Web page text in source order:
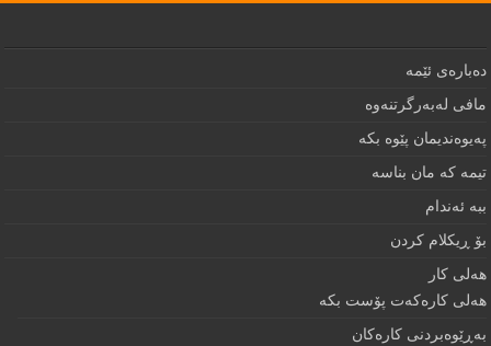
دەبارەى ئێمە
مافى لەبەرگرتنەوە
په‌يوه‌نديمان پێوه‌ بكه‌‌
تيمه كه مان بناسه
ببه‌ ئه‌ندام
بۆ ڕيكلام كردن
هه‌لی كار
هەلی کارەکەت پۆست بکە
به‌ڕێوه‌بردنى كاره‌كان